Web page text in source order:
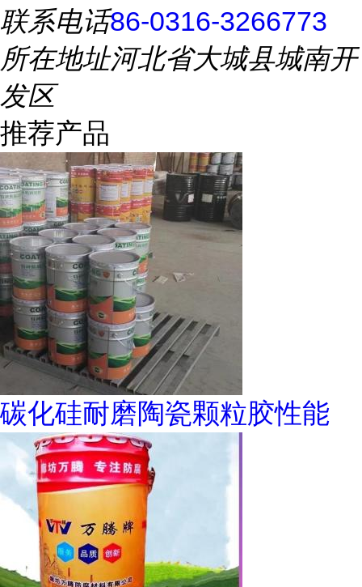
联系电话86-0316-3266773
所在地址河北省大城县城南开
发区
推荐产品
碳化硅耐磨陶瓷颗粒胶性能